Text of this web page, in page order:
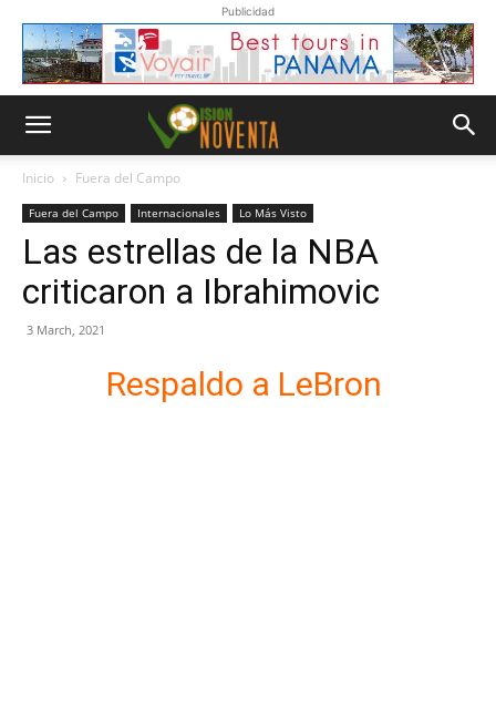
Publicidad
Inicio Fuera del Campo
Fuera del Campo Internacionales Lo Más Visto
Las estrellas de la NBA
criticaron a Ibrahimovic
3 March, 2021
Respaldo a LeBron